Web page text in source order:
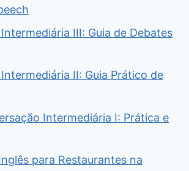
III: Guia de Debates
II: Guia Prático de
Intermediária I: Prática e
para Restaurantes na